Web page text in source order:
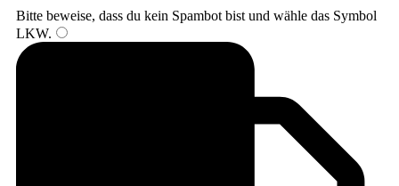
Bitte beweise, dass du kein Spambot bist und wähle das Symbol
LKW.